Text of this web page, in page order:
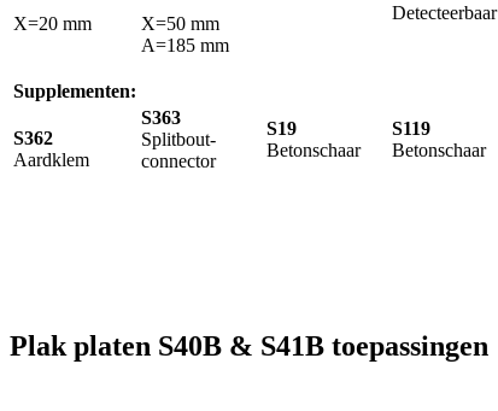
X=20 mm
X=50 mm
A=185 mm
Detecteerbaar
Supplementen:
S362
Aardklem
S363
Splitbout-
connector
S19
Betonschaar
S119
Betonschaar
Plak platen S40B & S41B toepassingen